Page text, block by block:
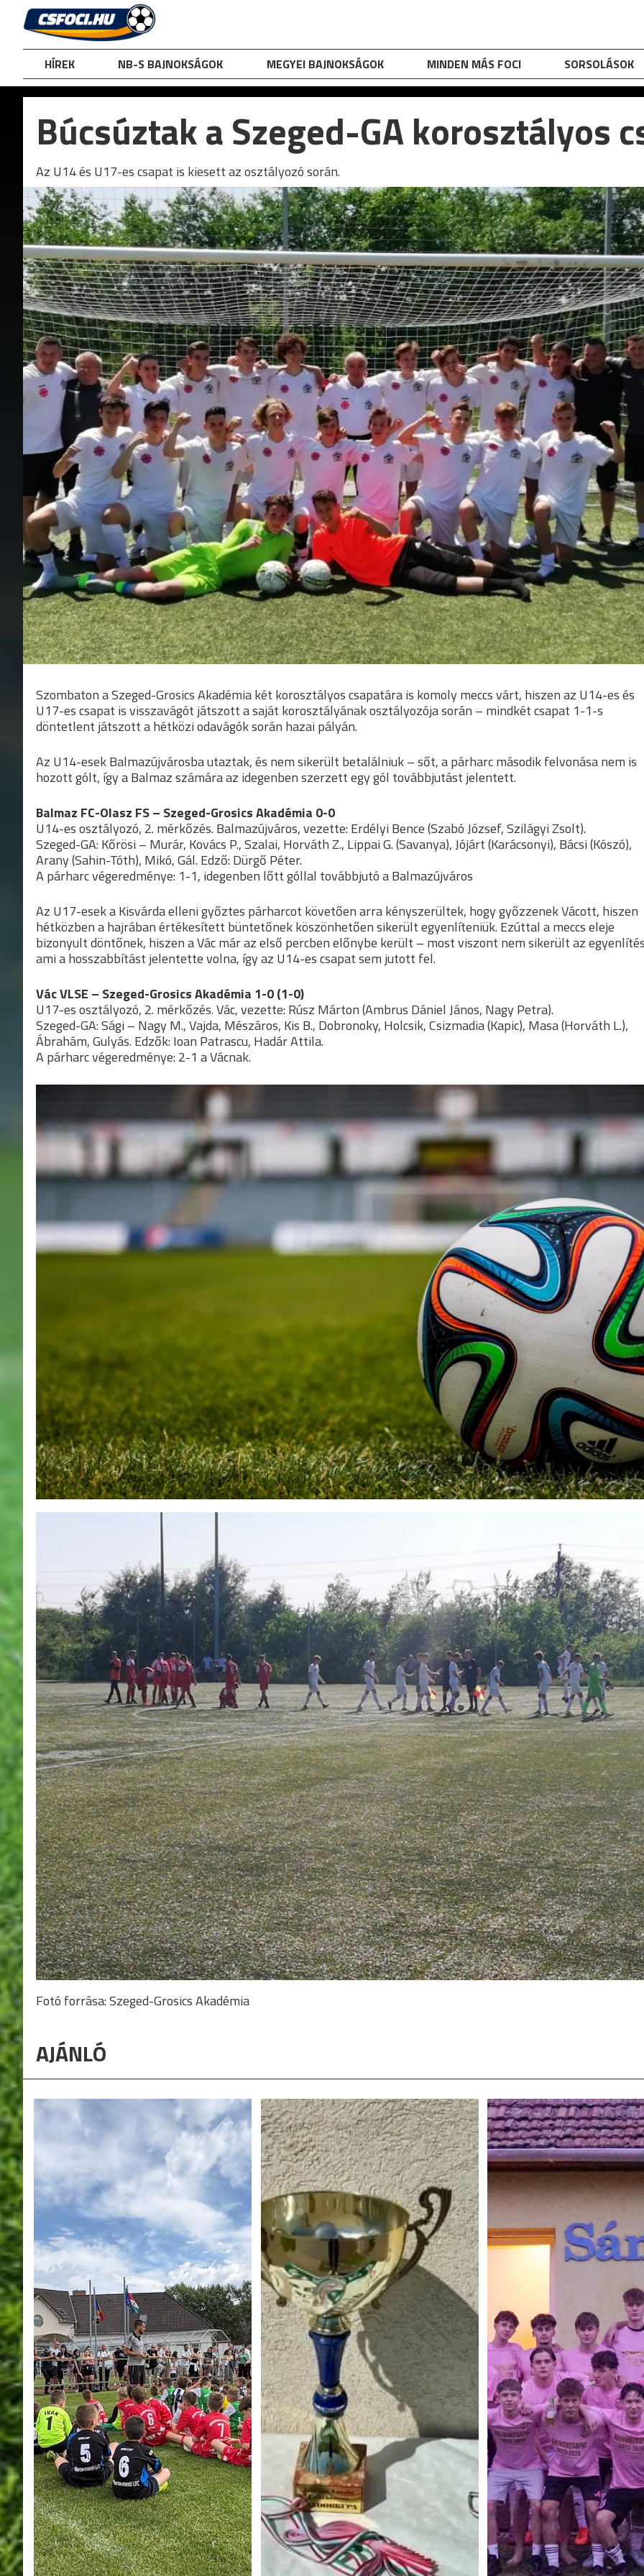
content
HÍREK NB-S BAJNOKSÁGOK MEGYEI BAJNOKSÁGOK MINDEN MÁS FOCI SORSOLÁSOK
Búcsúztak a Szeged-GA korosztályos
Az U14 és U17-es csapat is kiesett az osztályozó során.
Szombaton a Szeged-Grosics Akadémia két korosztályos csapatára is komoly meccs várt, hiszen az U14-es és
U17-es csapat is visszavágót játszott a saját korosztályának osztályozója során – mindkét csapat 1-1-s
döntetlent játszott a hétközi odavágók során hazai pályán.
Az U14-esek Balmazújvárosba utaztak, és nem sikerült betalálniuk – sőt, a párharc második felvonása nem is
hozott gólt, így a Balmaz számára az idegenben szerzett egy gól továbbjutást jelentett.
Balmaz FC-Olasz FS – Szeged-Grosics Akadémia 0-0
U14-es osztályozó, 2. mérkőzés. Balmazújváros, vezette: Erdélyi Bence (Szabó József, Szilágyi Zsolt).
Szeged-GA: Kőrösi – Murár, Kovács P., Szalai, Horváth Z., Lippai G. (Savanya), Jójárt (Karácsonyi), Bácsi (Kószó),
Arany (Sahin-Tóth), Mikó, Gál. Edző: Dürgő Péter.
A párharc végeredménye: 1-1, idegenben lőtt góllal továbbjutó a Balmazújváros
Az U17-esek a Kisvárda elleni győztes párharcot követően arra kényszerültek, hogy győzzenek Vácott, hiszen
hétközben a hajrában értékesített büntetőnek köszönhetően sikerült egyenlíteniük. Ezúttal a meccs eleje
bizonyult döntőnek, hiszen a Vác már az első percben előnybe került – most viszont nem sikerült az
ami a hosszabbítást jelentette volna, így az U14-es csapat sem jutott fel.
Vác VLSE – Szeged-Grosics Akadémia 1-0 (1-0)
U17-es osztályozó, 2. mérkőzés. Vác, vezette: Rúsz Márton (Ambrus Dániel János, Nagy Petra).
Szeged-GA: Sági – Nagy M., Vajda, Mészáros, Kis B., Dobronoky, Holcsik, Csizmadia (Kapic), Masa (Horváth L.),
Ábrahám, Gulyás. Edzők: Ioan Patrascu, Hadár Attila.
A párharc végeredménye: 2-1 a Vácnak.
Fotó forrása: Szeged-Grosics Akadémia
AJÁNLÓ